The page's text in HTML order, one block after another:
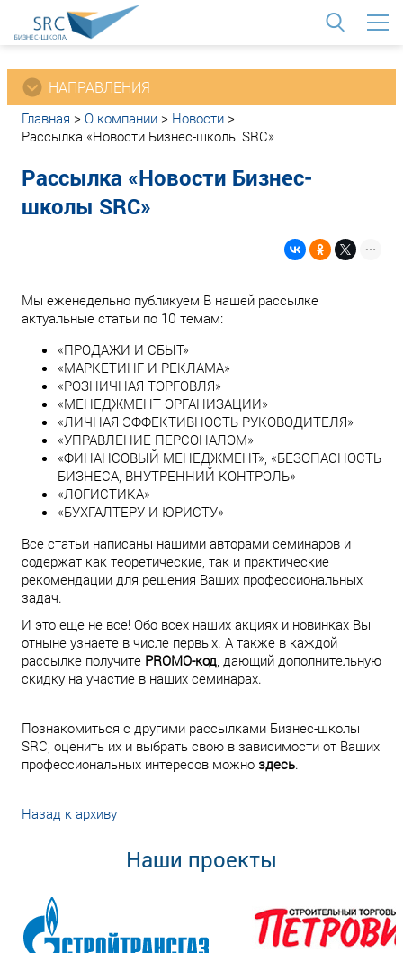
НАПРАВЛЕНИЯ
Главная > О компании > Новости >
Рассылка «Новости Бизнес-школы SRC»
Рассылка «Новости Бизнес-
школы SRC»
Мы еженедельно публикуем В нашей рассылке
актуальные статьи по 10 темам:
«ПРОДАЖИ И СБЫТ»
«МАРКЕТИНГ И РЕКЛАМА»
«РОЗНИЧНАЯ ТОРГОВЛЯ»
«МЕНЕДЖМЕНТ ОРГАНИЗАЦИИ»
«ЛИЧНАЯ ЭФФЕКТИВНОСТЬ РУКОВОДИТЕЛЯ»
«УПРАВЛЕНИЕ ПЕРСОНАЛОМ»
«ФИНАНСОВЫЙ МЕНЕДЖМЕНТ», «БЕЗОПАСНОСТЬ
БИЗНЕСА, ВНУТРЕННИЙ КОНТРОЛЬ»
«ЛОГИСТИКА»
«БУХГАЛТЕРУ И ЮРИСТУ»
Все статьи написаны нашими авторами семинаров и
содержат как теоретические, так и практические
рекомендации для решения Ваших профессиональных
задач.
И это еще не все! Обо всех наших акциях и новинках Вы
отныне узнаете в числе первых. А также в каждой
рассылке получите PROMO-код, дающий дополнительную
скидку на участие в наших семинарах.
Познакомиться с другими рассылками Бизнес-школы
SRC, оценить их и выбрать свою в зависимости от Ваших
профессиональных интересов можно здесь.
Назад к архиву
Наши проекты